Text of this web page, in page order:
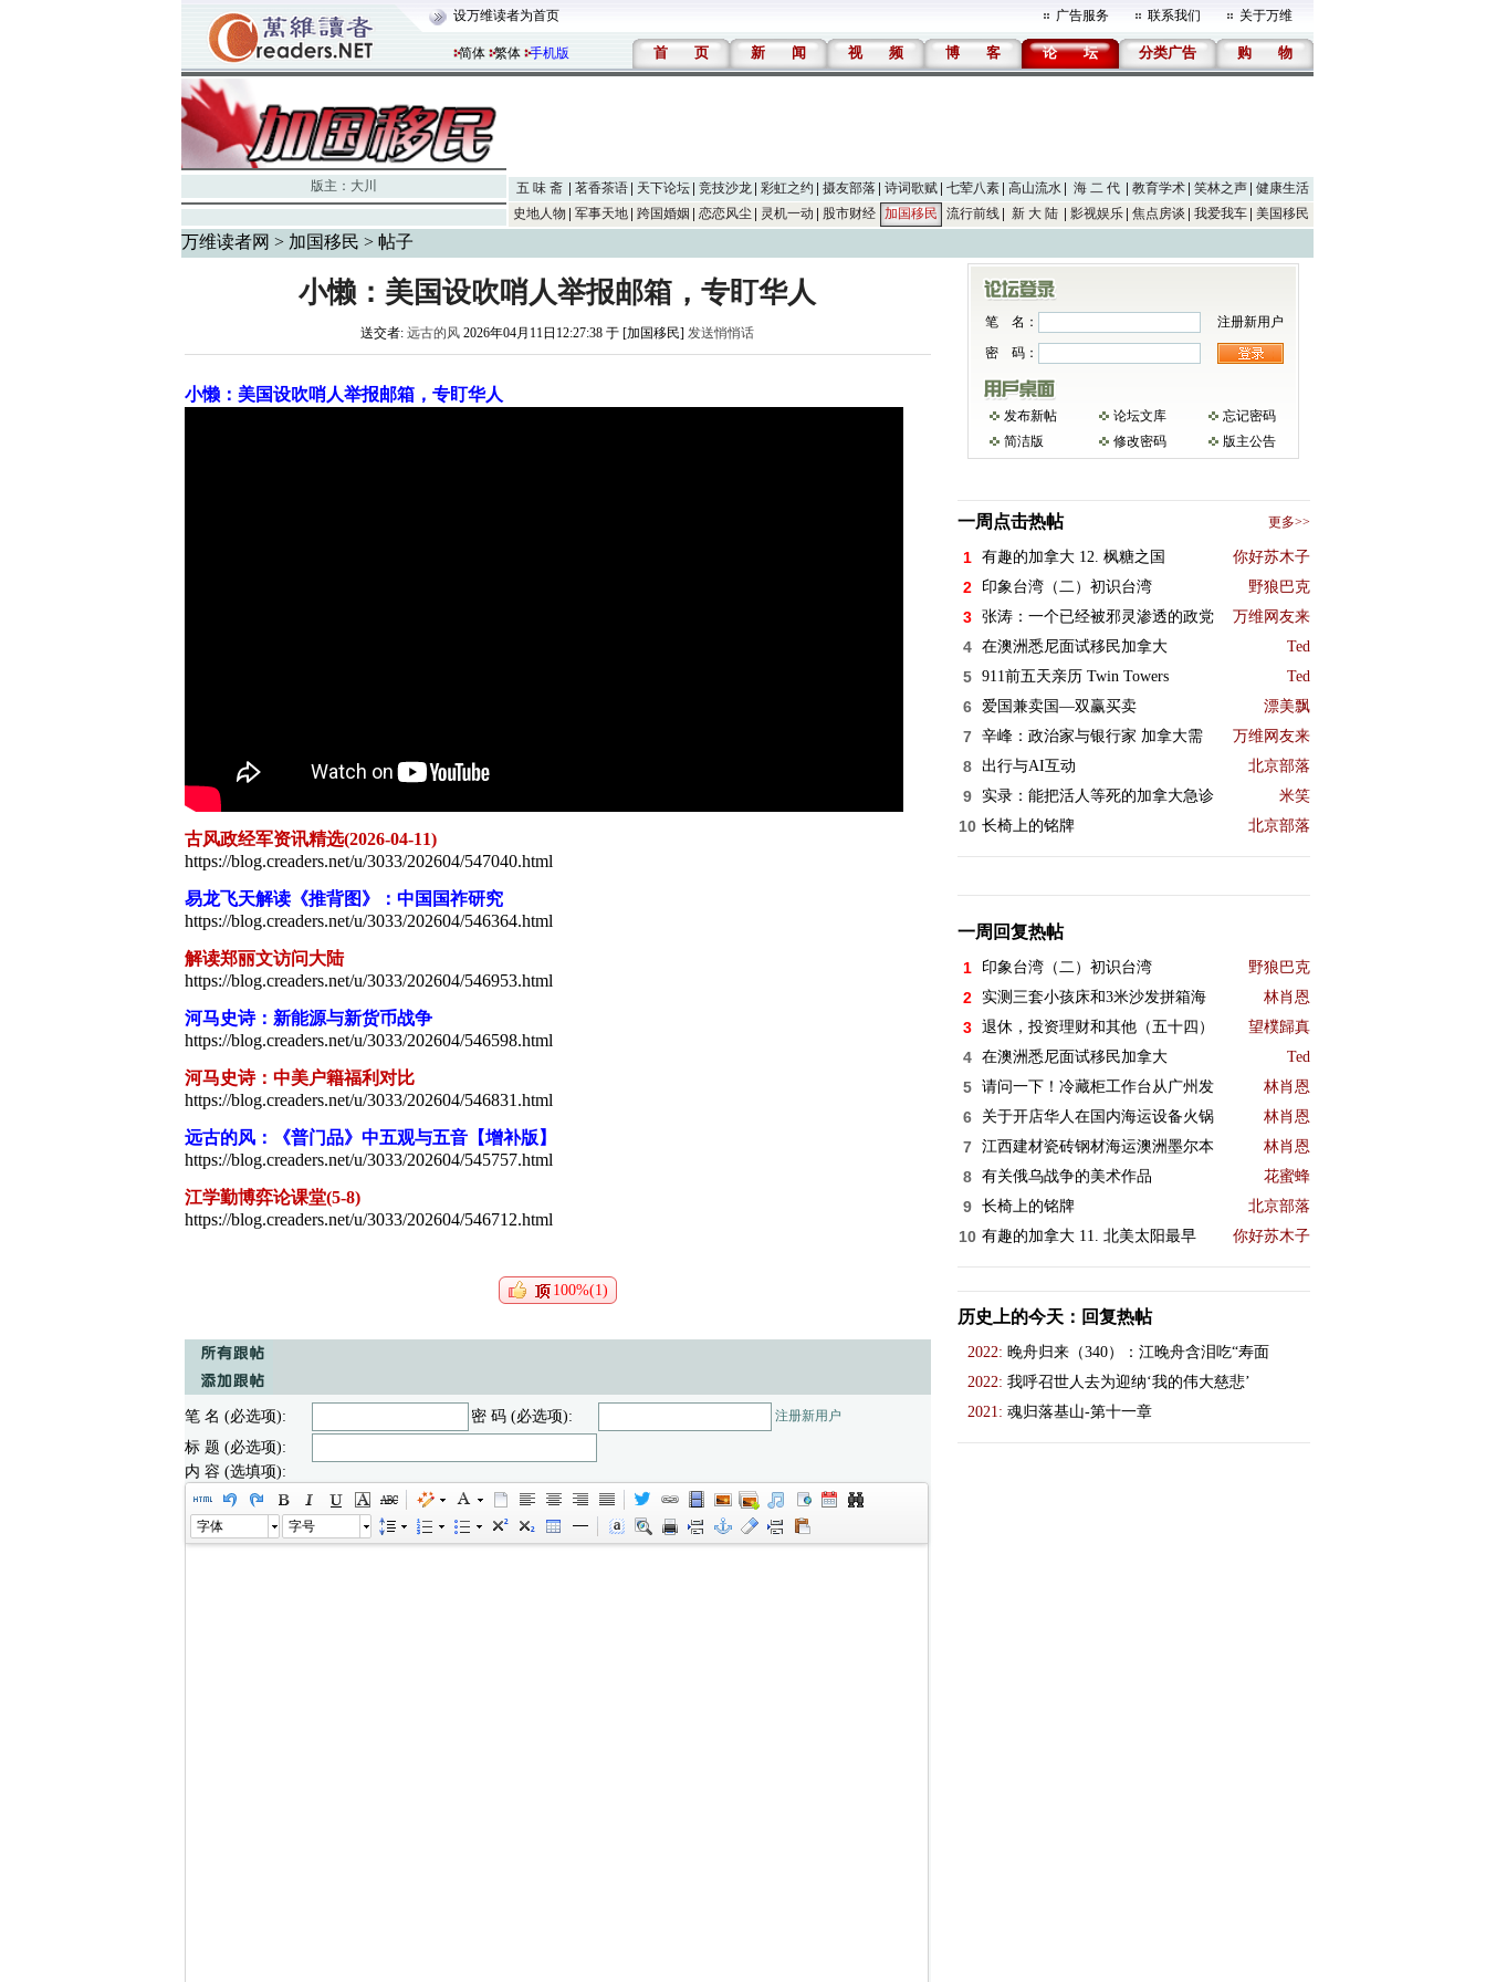
设万维读者为首页 广告服务 联系我们 关于万维
简体 繁体 手机版 首 页 新 闻 视 频 博 客 论 坛 分类广告 购 物
版主： 大川 五 味 斋 茗香茶语 天下论坛 竞技沙龙 彩虹之约 摄友部落 诗词歌赋 七荤八素 高山流水 海 二 代 教育学术 笑林之声
健康生活
史地人物
军事天地 跨国婚姻 恋恋风尘 灵机一动 股市财经 加国移民 流行前线 新 大 陆 影视娱乐 焦点房谈 我爱我车 美国移民
万维读者网 > 加国移民 > 帖子
小懒：美国设吹哨人举报邮箱，专盯华人
送交者: 远古的风 2026年04月11日12:27:38 于 [加国移民] 发送悄悄话
小懒：美国设吹哨人举报邮箱，专盯华人
古风政经军资讯精选(2026-04-11)
https://blog.creaders.net/u/3033/202604/547040.html
易龙飞天解读《推背图》：中国国祚研究
https://blog.creaders.net/u/3033/202604/546364.html
解读郑丽文访问大陆
https://blog.creaders.net/u/3033/202604/546953.html
河马史诗：新能源与新货币战争
https://blog.creaders.net/u/3033/202604/546598.html
河马史诗：中美户籍福利对比
https://blog.creaders.net/u/3033/202604/546831.html
远古的风：《普门品》中五观与五音【增补版】
https://blog.creaders.net/u/3033/202604/545757.html
江学勤博弈论课堂(5-8)
https://blog.creaders.net/u/3033/202604/546712.html
100%(1)
笔 名 (必选项): 密 码 (必选项): 注册新用户
标 题 (必选项):
内 容 (选填项):
字体 字号
笔 名：
注册新用户
密 码：
发布新帖 论坛文库
忘记密码
简洁版
修改密码 版主公告
一周点击热帖 更多>>
1 有趣的加拿大 12. 枫糖之国 你好苏木子
2 印象台湾（二）初识台湾 野狼巴克
3 张涛：一个已经被邪灵渗透的政党 万维网友来
4 在澳洲悉尼面试移民加拿大 Ted
5 911前五天亲历 Twin Towers Ted
6 爱国兼卖国—双赢买卖 漂美飘
7 辛峰：政治家与银行家 加拿大需 万维网友来
8 出行与AI互动 北京部落
9 实录：能把活人等死的加拿大急诊 米笑
10 长椅上的铭牌 北京部落
一周回复热帖
1 印象台湾（二）初识台湾 野狼巴克
2 实测三套小孩床和3米沙发拼箱海 林肖恩
3 退休，投资理财和其他（五十四） 望樸歸真
4 在澳洲悉尼面试移民加拿大 Ted
5 请问一下！冷藏柜工作台从广州发 林肖恩
6 关于开店华人在国内海运设备火锅 林肖恩
7 江西建材瓷砖钢材海运澳洲墨尔本 林肖恩
8 有关俄乌战争的美术作品 花蜜蜂
9 长椅上的铭牌 北京部落
10 有趣的加拿大 11. 北美太阳最早 你好苏木子
历史上的今天：回复热帖
2022: 晚舟归来（340）：江晚舟含泪吃“寿面
2022: 我呼召世人去为迎纳‘我的伟大慈悲’
2021: 魂归落基山-第十一章